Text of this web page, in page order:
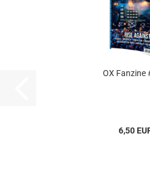
OX Fanzine
6,50